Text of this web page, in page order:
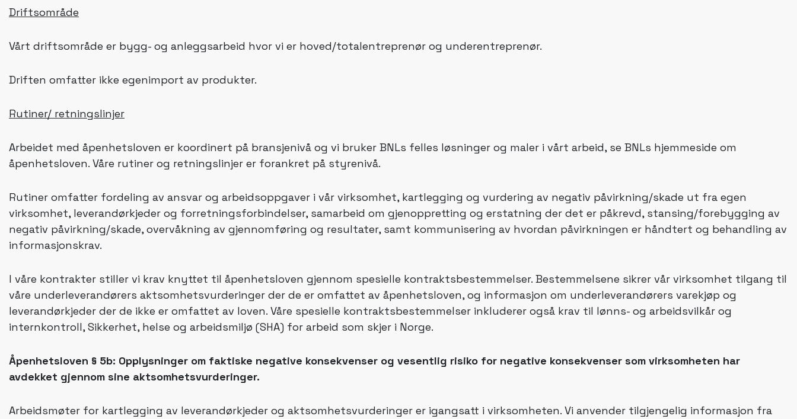
Driftsområde
Vårt driftsområde er bygg- og anleggsarbeid hvor vi er hoved/totalentreprenør og underentreprenør.
Driften omfatter ikke egenimport av produkter.
Rutiner/ retningslinjer
Arbeidet med åpenhetsloven er koordinert på bransjenivå og vi bruker BNLs felles løsninger og maler i vårt arbeid, se BNLs hjemmeside om
åpenhetsloven. Våre rutiner og retningslinjer er forankret på styrenivå.
Rutiner omfatter fordeling av ansvar og arbeidsoppgaver i vår virksomhet, kartlegging og vurdering av negativ påvirkning/skade ut fra egen
virksomhet, leverandørkjeder og forretningsforbindelser, samarbeid om gjenoppretting og erstatning der det er påkrevd, stansing/forebygging av
negativ påvirkning/skade, overvåkning av gjennomføring og resultater, samt kommunisering av hvordan påvirkningen er håndtert og behandling av
informasjonskrav.
I våre kontrakter stiller vi krav knyttet til åpenhetsloven gjennom spesielle kontraktsbestemmelser. Bestemmelsene sikrer vår virksomhet tilgang til
våre underleverandørers aktsomhetsvurderinger der de er omfattet av åpenhetsloven, og informasjon om underleverandørers varekjøp og
leverandørkjeder der de ikke er omfattet av loven. Våre spesielle kontraktsbestemmelser inkluderer også krav til lønns- og arbeidsvilkår og
internkontroll, Sikkerhet, helse og arbeidsmiljø (SHA) for arbeid som skjer i Norge.
Åpenhetsloven § 5b: Opplysninger om faktiske negative konsekvenser og vesentlig risiko for negative konsekvenser som virksomheten har
avdekket gjennom sine aktsomhetsvurderinger.
Arbeidsmøter for kartlegging av leverandørkjeder og aktsomhetsvurderinger er igangsatt i virksomheten. Vi anvender tilgjengelig informasjon fra